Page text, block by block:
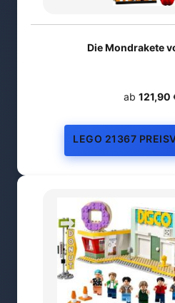
Die Mondrakete
ab 121,90
LEGO 21367